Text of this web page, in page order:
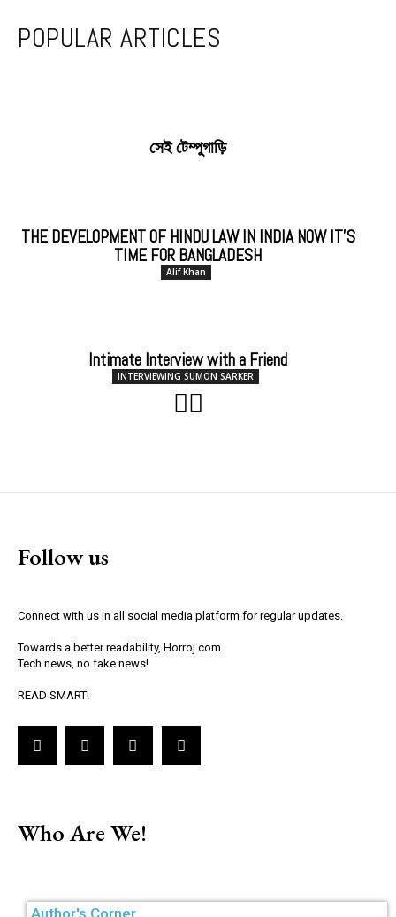
POPULAR ARTICLES
সেই টেম্পুগাড়ি
THE DEVELOPMENT OF HINDU LAW IN INDIA NOW IT’S
TIME FOR BANGLADESH
Alif Khan
Intimate Interview with a Friend
INTERVIEWING SUMON SARKER
Follow us
Connect with us in all social media platform for regular updates.
Towards a better readability, Horroj.com
Tech news, no fake news!
READ SMART!
Who Are We!